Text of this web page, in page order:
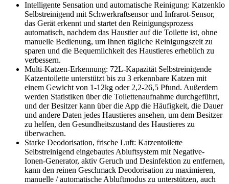
Intelligente Sensation und automatische Reinigung: Katzenklo
Selbstreinigend mit Schwerkraftsensor und Infrarot-Sensor,
das Gerät erkennt und startet den Reinigungsprozess
automatisch, nachdem das Haustier auf die Toilette ist, ohne
manuelle Bedienung, um Ihnen tägliche Reinigungszeit zu
sparen und die Bequemlichkeit des Haustieres erheblich zu
verbessern.
Multi-Katzen-Erkennung: 72L-Kapazität Selbstreinigende
Katzentoilette unterstützt bis zu 3 erkennbare Katzen mit
einem Gewicht von 1-12kg oder 2,2-26,5 Pfund. Außerdem
werden Statistiken über die Toilettenaufnahme durchgeführt,
und der Besitzer kann über die App die Häufigkeit, die Dauer
und andere Daten jedes Haustieres ansehen, um dem Besitzer
zu helfen, den Gesundheitszustand des Haustieres zu
überwachen.
Starke Deodorisation, frische Luft: Katzentoilette
Selbstreinigend eingebautes Abluftsystem mit Negative-
Ionen-Generator, aktiv Geruch und Desinfektion zu entfernen,
kann den reinen Geschmack Deodorisation zu maximieren,
manuelle / automatische Abluftmodus zu unterstützen, auch